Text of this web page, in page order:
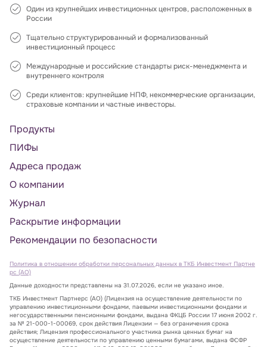
Один из крупнейших инвестиционных центров, расположенных в
России
Тщательно структурированный и формализованный
инвестиционный процесс
Международные и российские стандарты риск-менеджмента и
внутреннего контроля
Среди клиентов: крупнейшие НПФ, некоммерческие организации,
страховые компании и частные инвесторы.
Продукты
ПИФы
Адреса продаж
О компании
Журнал
Раскрытие информации
Рекомендации по безопасности
Политика в отношении обработки персональных данных в ТКБ Инвестмент Партне
рс (АО)
Данные доходности представлены на 31.07.2026, если не указано иное.
ТКБ Инвестмент Партнерс (АО) (Лицензия на осуществление деятельности по
управлению инвестиционными фондами, паевыми инвестиционными фондами и
негосударственными пенсионными фондами, выдана ФКЦБ России 17 июня 2002 г.
за № 21-000-1-00069, срок действия Лицензии — без ограничения срока
действия; Лицензия профессионального участника рынка ценных бумаг на
осуществление деятельности по управлению ценными бумагами, выдана ФСФР